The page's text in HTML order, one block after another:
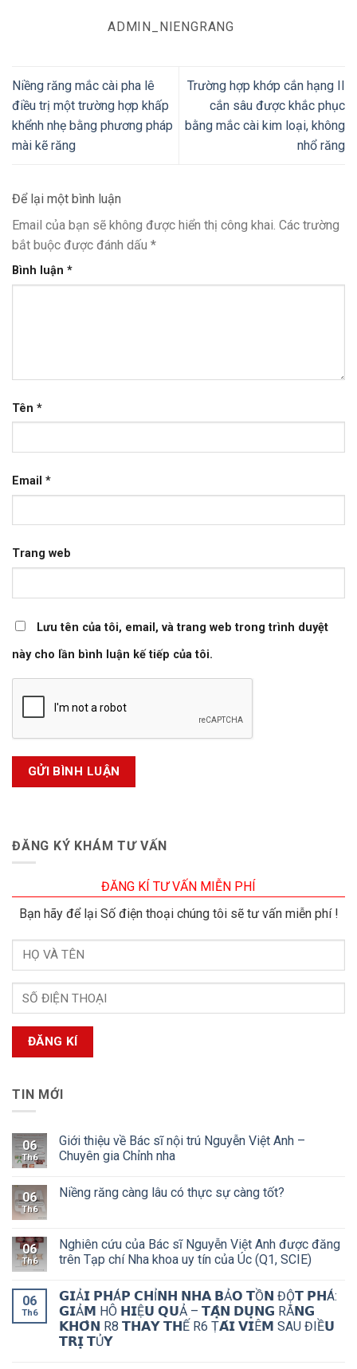
ADMIN_NIENGRANG
Niềng răng mắc cài pha lê
điều trị một trường hợp khấp
khểnh nhẹ bằng phương pháp
mài kẽ răng
Trường hợp khớp cắn hạng II
cắn sâu được khắc phục
bằng mắc cài kim loại, không
nhổ răng
Để lại một bình luận
Email của bạn sẽ không được hiển thị công khai. Các trường
bắt buộc được đánh dấu *
Bình luận *
Tên *
Email *
Trang web
Lưu tên của tôi, email, và trang web trong trình duyệt
này cho lần bình luận kế tiếp của tôi.
ĐĂNG KÝ KHÁM TƯ VẤN
ĐĂNG KÍ TƯ VẤN MIỄN PHÍ
Bạn hãy để lại Số điện thoại chúng tôi sẽ tư vấn miễn phí !
TIN MỚI
06
Th6
Giới thiệu về Bác sĩ nội trú Nguyễn Việt Anh –
Chuyên gia Chỉnh nha
06
Th6
Niềng răng càng lâu có thực sự càng tốt?
06
Th6
Nghiên cứu của Bác sĩ Nguyễn Việt Anh được đăng
trên Tạp chí Nha khoa uy tín của Úc (Q1, SCIE)
06
Th6
𝗚𝗜Ả𝗜 𝗣𝗛Á𝗣 𝗖𝗛Ỉ𝗡𝗛 𝗡𝗛𝗔 𝗕Ả𝗢 𝗧Ồ𝗡 ĐỘ̣𝗧 𝗣𝗛Á:
𝗚𝗜Ả𝗠 HÔ 𝗛𝗜Ệ𝗨 𝗤𝗨Ả – 𝗧𝗔̣̂𝗡 𝗗𝗨̣𝗡𝗚 RĂ𝗡𝗚
𝗞𝗛𝗢̂𝗡 R8 𝗧𝗛𝗔𝗬 𝗧𝗛Ế R6 Ṭ𝗔́𝗜 𝗩𝗜Ê𝗠 SAU ĐIỀ𝗨
𝗧𝗥𝗜̣ 𝗧Ủ𝗬